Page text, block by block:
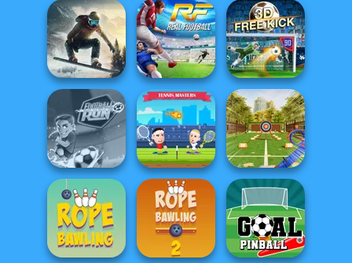
Soccer Heads
Cricket Legends
Real Football
Challenge
Free Kick Classic
Real Football
Snowboard King
2024
Archery Master
Tennis Masters
Football Run